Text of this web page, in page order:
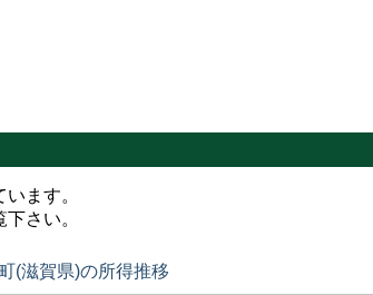
ます。
さい。
(滋賀県)の所得推移